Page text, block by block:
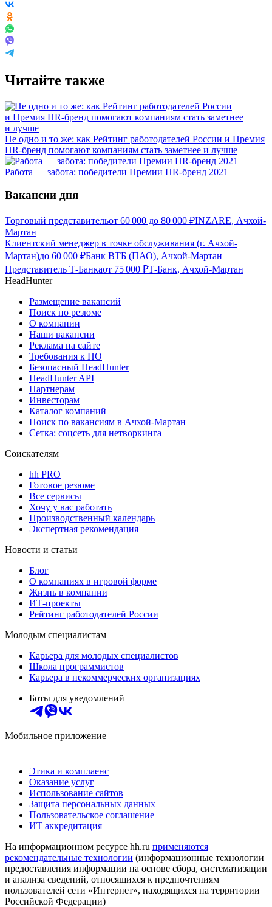
Читайте также
Не одно и то же: как Рейтинг работодателей России и Премия
HR-бренд помогают компаниям стать заметнее и лучше
Работа — забота: победители Премии HR-бренд 2021
Вакансии дня
Торговый представительот 60 000 до 80 000 ₽INZARE, Ачхой-
Мартан
Клиентский менеджер в точке обслуживания (г. Ачхой-
Мартан)до 60 000 ₽Банк ВТБ (ПАО), Ачхой-Мартан
Представитель Т-Банкаот 75 000 ₽Т-Банк, Ачхой-Мартан
HeadHunter
Размещение вакансий
Поиск по резюме
О компании
Наши вакансии
Реклама на сайте
Требования к ПО
Безопасный HeadHunter
HeadHunter API
Партнерам
Инвесторам
Каталог компаний
Поиск по вакансиям в Ачхой-Мартан
Сетка: соцсеть для нетворкинга
Соискателям
hh PRO
Готовое резюме
Все сервисы
Хочу у вас работать
Производственный календарь
Экспертная рекомендация
Новости и статьи
Блог
О компаниях в игровой форме
Жизнь в компании
ИТ-проекты
Рейтинг работодателей России
Молодым специалистам
Карьера для молодых специалистов
Школа программистов
Карьера в некоммерческих организациях
Боты для уведомлений
Мобильное приложение
Этика и комплаенс
Оказание услуг
Использование сайтов
Защита персональных данных
Пользовательское соглашение
ИТ аккредитация
На информационном ресурсе hh.ru применяются
рекомендательные технологии (информационные технологии
предоставления информации на основе сбора, систематизации
и анализа сведений, относящихся к предпочтениям
пользователей сети «Интернет», находящихся на территории
Российской Федерации)